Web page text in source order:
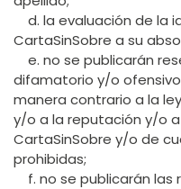
d. la evaluación de la
CartaSinSobre a su
e. no se publicarán
difamatorio y/o
manera contrario a la
y/o a la reputación y/o
CartaSinSobre y/o de
prohibidas;
f. no se publicarán las